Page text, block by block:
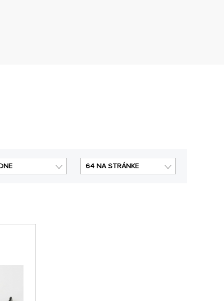
64 NA STRÁNKE